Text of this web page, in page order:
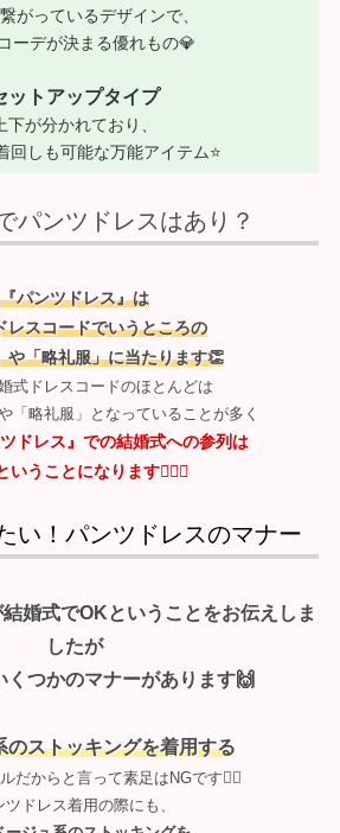
繋がっているデザインで、
ーデが決まる優れもの💎
ットアップタイプ
上下が分かれており、
回しも可能な万能アイテム⭐
パンツドレスはあり？
『パンツドレス』は
レスコードでいうところの
や「略礼服」に当たります👏
式ドレスコードのほとんどは
「略礼服」となっていることが多く
ドレス』での結婚式への参列は
いうことになります🙆‍♀️✨
い！パンツドレスのマナー
結婚式でOKということをお伝えしま
したが
くつかのマナーがあります🙌
のストッキングを着用する
だからと言って素足はNGです🙅‍♀️
ツドレス着用の際にも、